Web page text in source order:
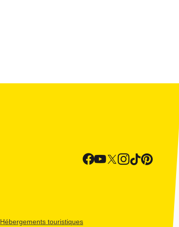
Hébergements touristiques